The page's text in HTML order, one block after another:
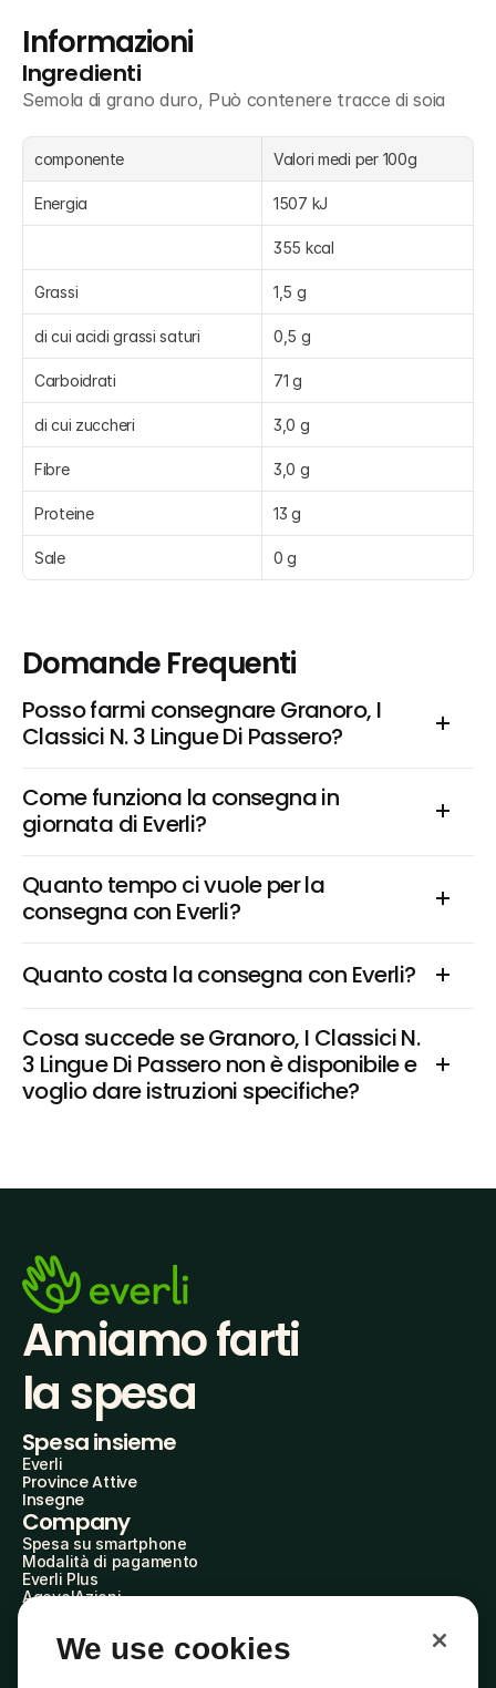
Informazioni
Ingredienti
Semola di grano duro, Può contenere tracce di soia
componente Valori medi per 100g
Energia 1507 kJ
355 kcal
Grassi 1,5 g
di cui acidi grassi saturi 0,5 g
Carboidrati 71 g
di cui zuccheri 3,0 g
Fibre 3,0 g
Proteine 13 g
Sale 0 g
Domande Frequenti
Posso farmi consegnare Granoro, I
Classici N. 3 Lingue Di Passero?
Come funziona la consegna in
giornata di Everli?
Quanto tempo ci vuole per la
consegna con Everli?
Quanto costa la consegna con Everli?
Cosa succede se Granoro, I Classici N.
3 Lingue Di Passero non è disponibile e
voglio dare istruzioni specifiche?
Amiamo farti
la spesa
Spesa insieme
Everli
Province Attive
Insegne
Company
Spesa su smartphone
Modalità di pagamento
Everli Plus
AgevolAzioni
Everli Shoppers
We use cookies